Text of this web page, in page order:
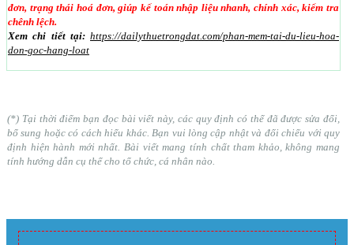
đơn, trạng thái hoá đơn, giúp kế toán nhập liệu nhanh, chính xác, kiểm tra
chênh lệch.
Xem chi tiết tại: https://dailythuetrongdat.com/phan-mem-tai-du-lieu-hoa-
don-goc-hang-loat
(*) Tại thời điểm bạn đọc bài viết này, các quy định có thể đã được sửa đổi,
bổ sung hoặc có cách hiểu khác. Bạn vui lòng cập nhật và đối chiếu với quy
định hiện hành mới nhất. Bài viết mang tính chất tham khảo, không mang
tính hướng dẫn cụ thể cho tổ chức, cá nhân nào.